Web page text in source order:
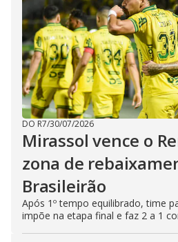
DO R7/30/07/2026
Mirassol vence o
zona de
Brasileirão
Após 1º tempo equilibrado, time
impõe na etapa final e faz 2 a 1